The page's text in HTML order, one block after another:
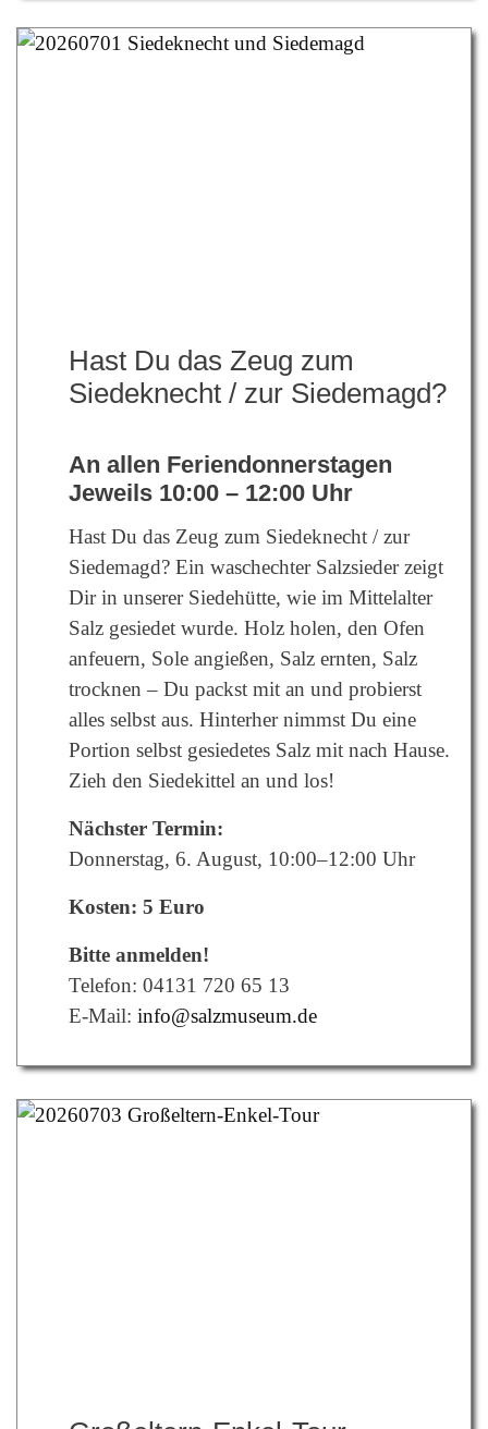
Hast Du das Zeug zum
Siedeknecht / zur Siedemagd?
An allen Feriendonnerstagen
Jeweils 10:00 – 12:00 Uhr
Hast Du das Zeug zum Siedeknecht / zur
Siedemagd? Ein waschechter Salzsieder zeigt
Dir in unserer Siedehütte, wie im Mittelalter
Salz gesiedet wurde. Holz holen, den Ofen
anfeuern, Sole angießen, Salz ernten, Salz
trocknen – Du packst mit an und probierst
alles selbst aus. Hinterher nimmst Du eine
Portion selbst gesiedetes Salz mit nach Hause.
Zieh den Siedekittel an und los!
Nächster Termin:
Donnerstag, 6. August, 10:00–12:00 Uhr
Kosten: 5 Euro
Bitte anmelden!
Telefon: 04131 720 65 13
E-Mail: info@salzmuseum.de